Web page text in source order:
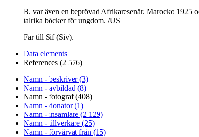
B. var även en beprövad Afrikaresenär. Marocko 1925
talrika böcker för ungdom. /US
Far till Sif (Siv).
Data elements
References (2 576)
Namn - beskriver (3)
Namn - avbildad (8)
Namn - fotograf (408)
Namn - donator (1)
Namn - insamlare (2 129)
Namn - tillverkare (25)
Namn - förvärvat från (15)